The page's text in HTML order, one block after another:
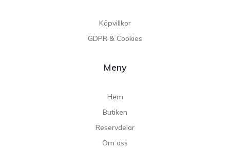
Köpvillkor
GDPR & Cookies
Meny
Hem
Butiken
Reservdelar
Om oss